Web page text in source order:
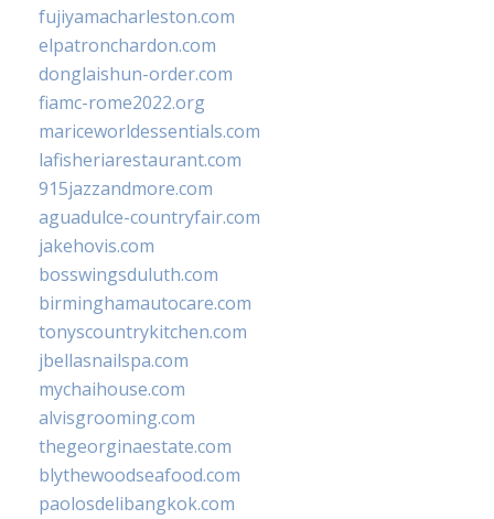
fujiyamacharleston.com
elpatronchardon.com
donglaishun-order.com
fiamc-rome2022.org
mariceworldessentials.com
lafisheriarestaurant.com
915jazzandmore.com
aguadulce-countryfair.com
jakehovis.com
bosswingsduluth.com
birminghamautocare.com
tonyscountrykitchen.com
jbellasnailspa.com
mychaihouse.com
alvisgrooming.com
thegeorginaestate.com
blythewoodseafood.com
paolosdelibangkok.com